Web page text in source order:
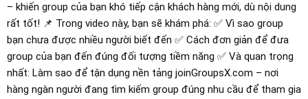
– khiến group của bạn khó tiếp cận khách hàng mới, dù nội dung
rất tốt! 📌 Trong video này, bạn sẽ khám phá: ✅ Vì sao group
bạn chưa được nhiều người biết đến ✅ Cách đơn giản để đưa
group của bạn đến đúng đối tượng tiềm năng ✅ Và quan trọng
nhất: Làm sao để tận dụng nền tảng joinGroupsX.com – nơi
hàng ngàn người đang tìm kiếm group đúng nhu cầu để tham gia